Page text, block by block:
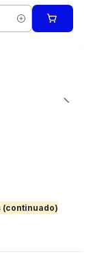
(continuado)